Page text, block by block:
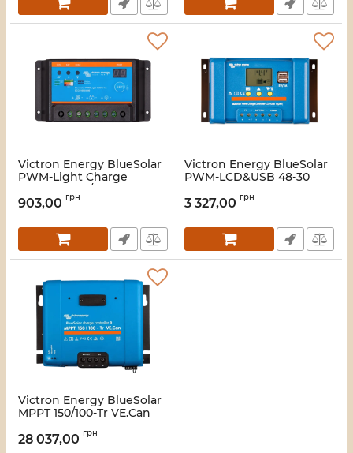
Victron Energy BlueSolar
PWM-Light Charge
Controller 12/24-5
Контролер заряду
Артикул:16_116471
903,00 грн
Victron Energy BlueSolar
PWM-LCD&USB 48-30
Артикул:16_116470
3 327,00 грн
Victron Energy BlueSolar
MPPT 150/100-Tr VE.Can
Артикул:16_116460
28 037,00 грн